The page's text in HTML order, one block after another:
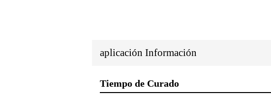
aplicación Información
Tiempo de Curado